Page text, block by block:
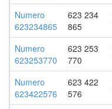
Numero
623234865
623 234
865
Numero
623253770
623 253
770
Numero
623422576
623 422
576